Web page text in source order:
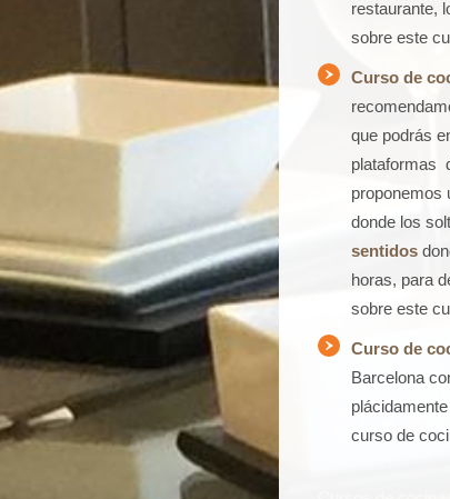
restaurante,
sobre este
Curso de
que podrás
plataformas
proponemos
donde los
sentidos
horas, para
sobre este
Curso de
Barcelona
curso de